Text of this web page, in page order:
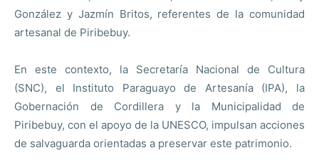
González y Jazmín Britos, referentes de la comunidad
artesanal de Piribebuy.
En este contexto, la Secretaría Nacional de Cultura
(SNC), el Instituto Paraguayo de Artesanía (IPA), la
Gobernación de Cordillera y la Municipalidad de
Piribebuy, con el apoyo de la UNESCO, impulsan acciones
de salvaguarda orientadas a preservar este patrimonio.